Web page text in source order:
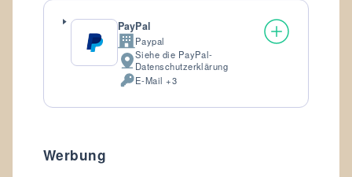
PayPal
Firma:Paypal
Verarbeitungsort:
Siehe die PayPal-
Datenschutzerklärung
Verarbeitete
Daten:
E-Mail +3
Werbung